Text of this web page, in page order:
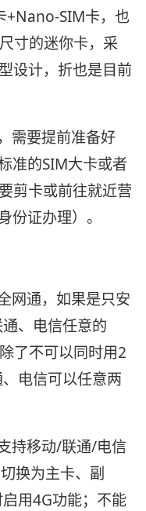
+Nano-SIM卡，也
寸的迷你卡，采
设计，折也是目前
需要提前准备好
准的SIM大卡或者
剪卡或前往就近营
证办理）。
网通，如果是只安
、电信任意的
了不可以同时用2
电信可以任意两
持移动/联通/电信
换为主卡、副
用4G功能；不能